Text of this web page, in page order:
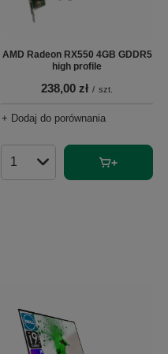
AMD Radeon RX550 4GB GDDR5
high profile
238,00 zł / szt.
+ Dodaj do porównania
Ilość produktów